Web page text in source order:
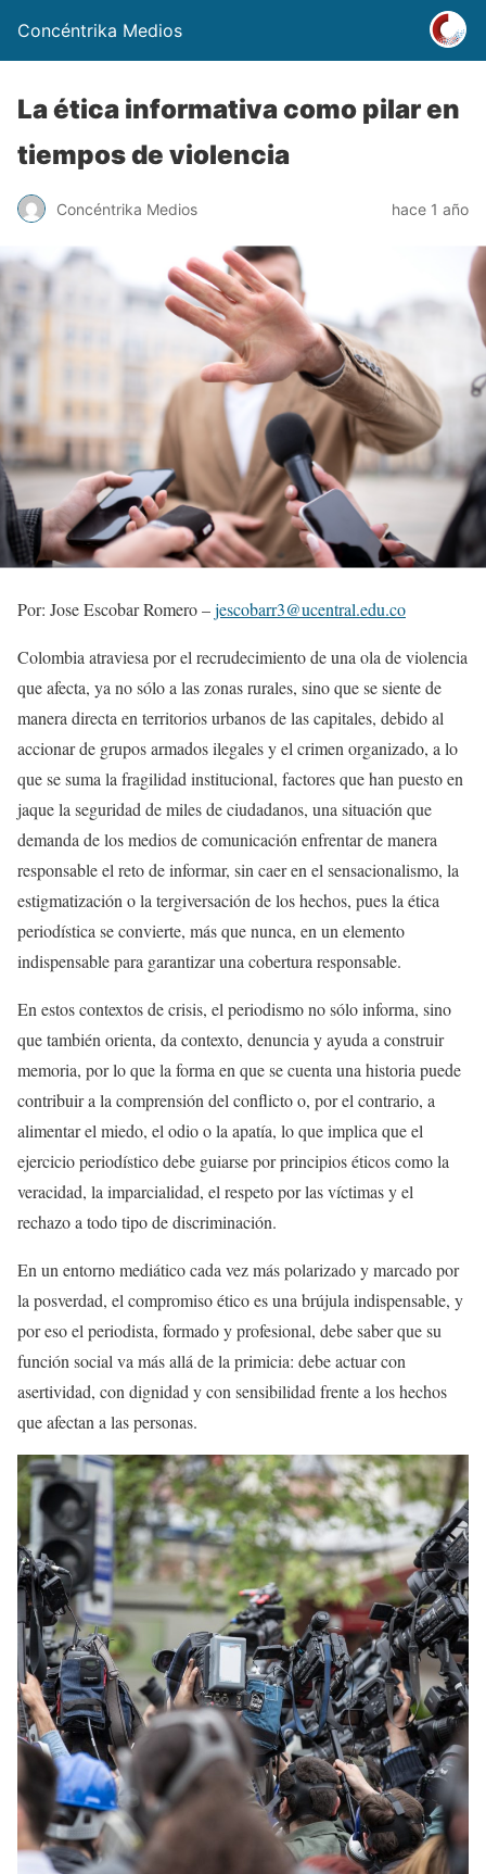
Concéntrika Medios
La ética informativa como pilar en
tiempos de violencia
Concéntrika Medios hace 1 año
Por: Jose Escobar Romero –jescobarr3@ucentral.edu.co
Colombia atraviesa por el recrudecimiento de una ola de violencia
que afecta, ya no sólo a las zonas rurales, sino que se siente de
manera directa en territorios urbanos de las capitales, debido al
accionar de grupos armados ilegales y el crimen organizado, a lo
que se suma la fragilidad institucional, factores que han puesto en
jaque la seguridad de miles de ciudadanos, una situación que
demanda de los medios de comunicación enfrentar de manera
responsable el reto de informar, sin caer en el sensacionalismo, la
estigmatización o la tergiversación de los hechos, pues la ética
periodística se convierte, más que nunca, en un elemento
indispensable para garantizar una cobertura responsable.
En estos contextos de crisis, el periodismo no sólo informa, sino
que también orienta, da contexto, denuncia y ayuda a construir
memoria, por lo que la forma en que se cuenta una historia puede
contribuir a la comprensión del conflicto o, por el contrario, a
alimentar el miedo, el odio o la apatía, lo que implica que el
ejercicio periodístico debe guiarse por principios éticos como la
veracidad, la imparcialidad, el respeto por las víctimas y el
rechazo a todo tipo de discriminación.
En un entorno mediático cada vez más polarizado y marcado por
la posverdad, el compromiso ético es una brújula indispensable, y
por eso el periodista, formado y profesional, debe saber que su
función social va más allá de la primicia: debe actuar con
asertividad, con dignidad y con sensibilidad frente a los hechos
que afectan a las personas.